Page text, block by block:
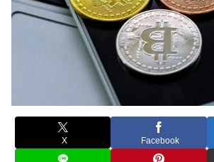
X Facebook